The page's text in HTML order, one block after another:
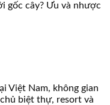
gốc cây? Ưu và nhược
Việt Nam, không gian
biệt thự, resort và